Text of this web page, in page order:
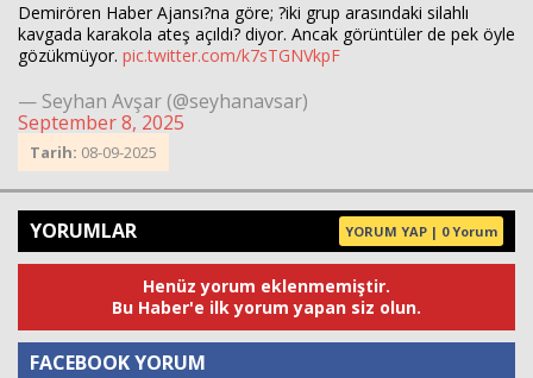
Demirören Haber Ajansı?na göre; ?iki grup arasındaki silahlı
kavgada karakola ateş açıldı? diyor. Ancak görüntüler de pek öyle
gözükmüyor. pic.twitter.com/k7sTGNVkpF
— Seyhan Avşar (@seyhanavsar)
September 8, 2025
Tarih: 08-09-2025
YORUMLAR YORUM YAP | 0 Yorum
Henüz yorum eklenmemiştir.
Bu Haber'e ilk yorum yapan siz olun.
FACEBOOK YORUM